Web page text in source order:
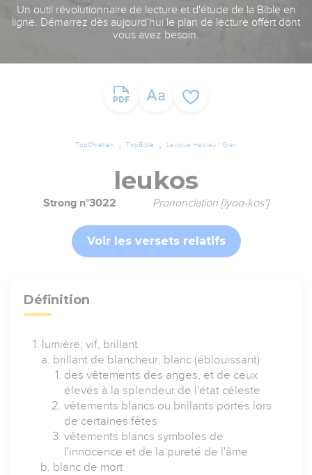
Un outil révolutionnaire de lecture et d'étude de la Bible en
ligne. Démarrez dès aujourd'hui le plan de lecture offert dont
vous avez besoin.
TopChrétien TopBible Lexique Hébreu / Grec
leukos
Strong n°3022 Prononciation [lyoo-kos']
Voir les versets relatifs
Définition
lumière, vif, brillant
brillant de blancheur, blanc (éblouissant)
des vêtements des anges, et de ceux
élevés à la splendeur de l'état céleste
vêtements blancs ou brillants portés lors
de certaines fêtes
vêtements blancs symboles de
l'innocence et de la pureté de l'âme
blanc de mort